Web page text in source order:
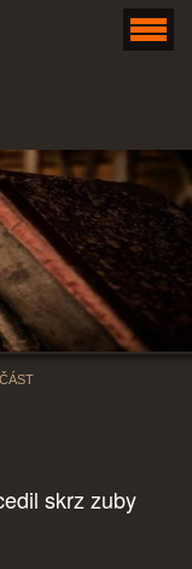
skrz zuby